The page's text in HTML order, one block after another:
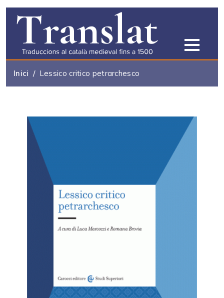
Vés al contingut
Inici Lessico critico petrarchesco